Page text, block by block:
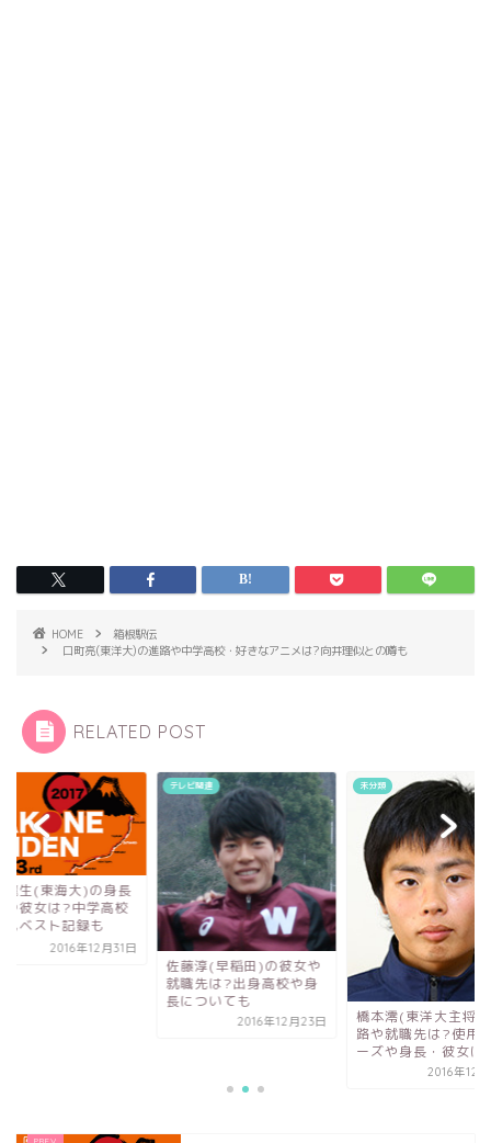
HOME
箱根駅伝
口町亮(東洋大)の進路や中学高校・好きなアニメは?向井理似との噂も
RELATED POST
)の身長
中学高校
録も
年12月31日
テレビ関連
佐藤淳(早稲田)の彼女や
就職先は?出身高校や身
長についても
2016年12月23日
未分類
橋本澪(東洋大主将)の進
路や就職先は?使用シュ
ーズや身長・彼女は?
2016年12月23日